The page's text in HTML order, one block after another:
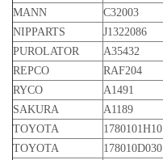
MANN
C32003
NIPPARTS
J1322086
PUROLATOR
A35432
REPCO
RAF204
RYCO
A1491
SAKURA
A1189
TOYOTA
1780101H10
TOYOTA
178010D030